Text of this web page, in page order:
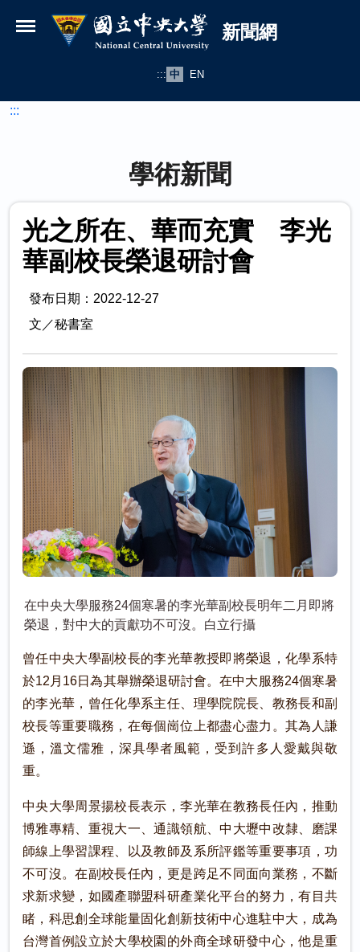
國立中央大學新聞網
新聞網
::: 中 EN
:::
學術新聞
光之所在、華而充實 李光
華副校長榮退研討會
發布日期：2022-12-27
文／秘書室
在中央大學服務24個寒暑的李光華副校長明年二月即將
榮退，對中大的貢獻功不可沒。白立行攝
曾任中央大學副校長的李光華教授即將榮退，化學系特
於12月16日為其舉辦榮退研討會。在中大服務24個寒暑
的李光華，曾任化學系主任、理學院院長、教務長和副
校長等重要職務，在每個崗位上都盡心盡力。其為人謙
遜，溫文儒雅，深具學者風範，受到許多人愛戴與敬
重。
中央大學周景揚校長表示，李光華在教務長任內，推動
博雅專精、重視大一、通識領航、中大壢中改隸、磨課
師線上學習課程、以及教師及系所評鑑等重要事項，功
不可沒。在副校長任內，更是跨足不同面向業務，不斷
求新求變，如國產聯盟科研產業化平台的努力，有目共
睹，科思創全球能量固化創新技術中心進駐中大，成為
台灣首例設立於大學校園的外商全球研發中心，他是重